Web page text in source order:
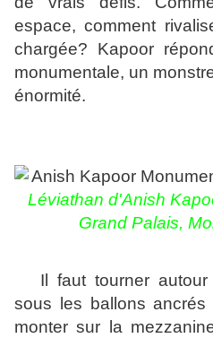
espace, comment
chargée? Kapoor
monumentale, un
énormité.
Léviathan d'Anish
Grand Palais,
Il faut tourner autour
sous les ballons
monter sur la